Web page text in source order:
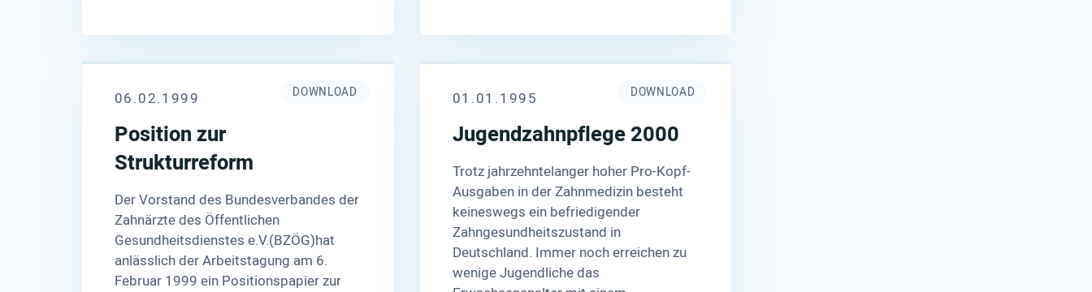
DOWNLOAD
06.02.1999
Position zur
Strukturreform
Der Vorstand des Bundesverbandes der
Zahnärzte des Öffentlichen
Gesundheitsdienstes e.V.(BZÖG)hat
anlässlich der Arbeitstagung am 6.
Februar 1999 ein Positionspapier zur
DOWNLOAD
01.01.1995
Jugendzahnpflege 2000
Trotz jahrzehntelanger hoher Pro-Kopf-
Ausgaben in der Zahnmedizin besteht
keineswegs ein befriedigender
Zahngesundheitszustand in
Deutschland. Immer noch erreichen zu
wenige Jugendliche das